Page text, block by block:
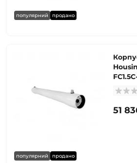
популярний продано
популярний продано
51